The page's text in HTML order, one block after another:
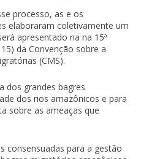
processo, as e os
elaboraram coletivamente um
apresentado na na 15ª
da Convenção sobre a
(CMS).
dos grandes bagres
dos rios amazônicos e para
sobre as ameaças que
consensuadas para a gestão